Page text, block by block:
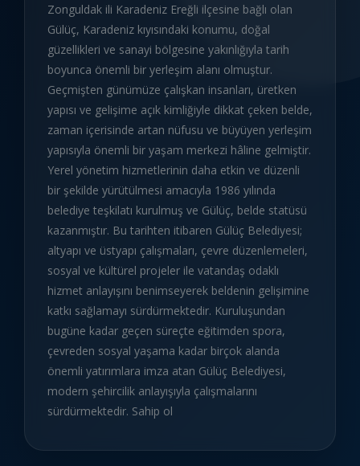
Zonguldak ili Karadeniz Ereğli ilçesine bağlı olan
Gülüç, Karadeniz kıyısındaki konumu, doğal
güzellikleri ve sanayi bölgesine yakınlığıyla tarih
boyunca önemli bir yerleşim alanı olmuştur.
Geçmişten günümüze çalışkan insanları, üretken
yapısı ve gelişime açık kimliğiyle dikkat çeken belde,
zaman içerisinde artan nüfusu ve büyüyen yerleşim
yapısıyla önemli bir yaşam merkezi hâline gelmiştir.
Yerel yönetim hizmetlerinin daha etkin ve düzenli
bir şekilde yürütülmesi amacıyla 1986 yılında
belediye teşkilatı kurulmuş ve Gülüç, belde statüsü
kazanmıştır. Bu tarihten itibaren Gülüç Belediyesi;
altyapı ve üstyapı çalışmaları, çevre düzenlemeleri,
sosyal ve kültürel projeler ile vatandaş odaklı
hizmet anlayışını benimseyerek beldenin gelişimine
katkı sağlamayı sürdürmektedir. Kuruluşundan
bugüne kadar geçen süreçte eğitimden spora,
çevreden sosyal yaşama kadar birçok alanda
önemli yatırımlara imza atan Gülüç Belediyesi,
modern şehircilik anlayışıyla çalışmalarını
sürdürmektedir. Sahip ol